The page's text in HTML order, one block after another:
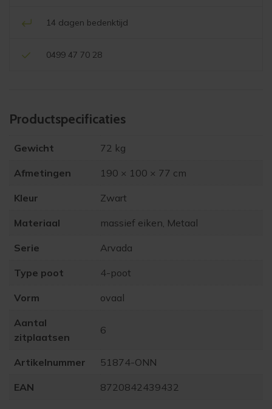
14 dagen bedenktijd
0499 47 70 28
Product­specificaties
Gewicht 72 kg
Afmetingen 190 × 100 × 77 cm
Kleur Zwart
Materiaal massief eiken, Metaal
Serie Arvada
Type poot 4-poot
Vorm ovaal
Aantal
zitplaatsen
6
Artikelnummer 51874-ONN
EAN 8720842439432